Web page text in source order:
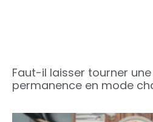
Faut-il laisser tourner
permanence en mode